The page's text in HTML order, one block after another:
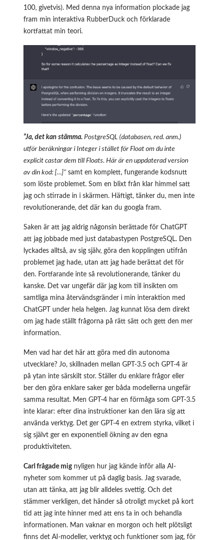
100, givetvis). Med denna nya information plockade jag
fram min interaktiva RubberDuck och förklarade
kortfattat min teori.
”Ja, det kan stämma. PostgreSQL (databasen, red. anm.)
utför beräkningar i Integer i stället för Float om du inte
explicit castar dem till Floats. Här är en uppdaterad version
av din kod: […]” samt en komplett, fungerande kodsnutt
som löste problemet. Som en blixt från klar himmel satt
jag och stirrade in i skärmen. Häftigt, tänker du, men inte
revolutionerande, det där kan du googla fram.
Saken är att jag aldrig någonsin berättade för ChatGPT
att jag jobbade med just databastypen PostgreSQL. Den
lyckades alltså, av sig själv, göra den kopplingen utifrån
problemet jag hade, utan att jag hade berättat det för
den. Fortfarande inte så revolutionerande, tänker du
kanske. Det var ungefär där jag kom till insikten om
samtliga mina återvändsgränder i min interaktion med
ChatGPT under hela helgen. Jag kunnat lösa dem direkt
om jag hade ställt frågorna på rätt sätt och gett den mer
information.
Men vad har det här att göra med din autonoma
utvecklare? Jo, skillnaden mellan GPT-3.5 och GPT-4 är
på ytan inte särskilt stor. Ställer du enklare frågor eller
ber den göra enklare saker ger båda modellerna ungefär
samma resultat. Men GPT-4 har en förmåga som GPT-3.5
inte klarar: efter dina instruktioner kan den lära sig att
använda verktyg. Det ger GPT-4 en extrem styrka, vilket i
sig självt ger en exponentiell ökning av den egna
produktiviteten.
Carl frågade mignyligen hur jag kände inför alla AI-
nyheter som kommer ut på daglig basis. Jag svarade,
utan att tänka, att jag blir alldeles svettig. Och det
stämmer verkligen, det händer så otroligt mycket på kort
tid att jag inte hinner med att ens ta in och behandla
informationen. Man vaknar en morgon och helt plötsligt
finns det AI-modeller, verktyg och funktioner som jag, för